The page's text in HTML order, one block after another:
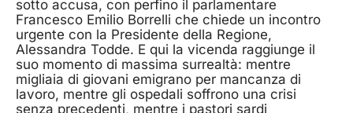
sotto accusa, con perfino il parlamentare
Francesco Emilio Borrelli che chiede un incontro
urgente con la Presidente della Regione,
Alessandra Todde. E qui la vicenda raggiunge il
suo momento di massima surrealtà: mentre
migliaia di giovani emigrano per mancanza di
lavoro, mentre gli ospedali soffrono una crisi
senza precedenti, mentre i pastori sardi